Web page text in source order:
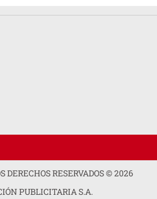
DERECHOS RESERVADOS ©2026
PUBLICITARIA S.A.